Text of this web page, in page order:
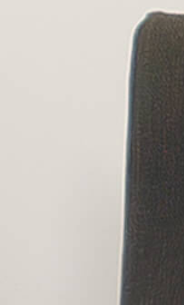
à la
des